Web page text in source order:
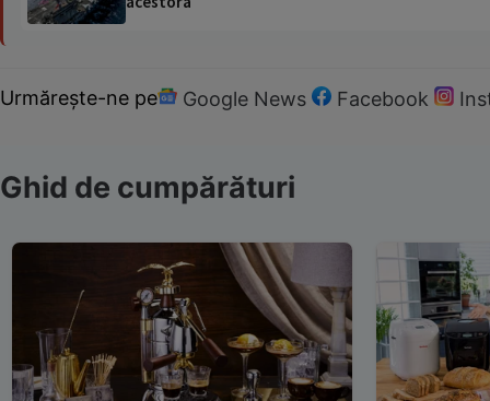
Urmărește-ne pe Google News Facebook
Ghid de cumpărături